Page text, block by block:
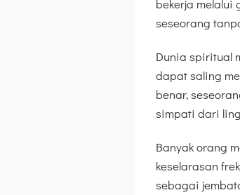
bekerja melalui
seseorang
Dunia spiritual
dapat saling
benar,
simpati dari
Banyak orang
keselarasan
sebagai